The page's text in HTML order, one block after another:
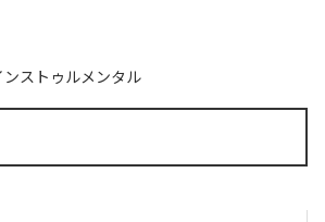
ンストゥルメンタル